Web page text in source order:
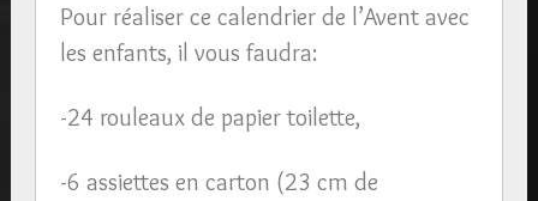
Pour réaliser ce calendrier de l’Avent avec
les enfants, il vous faudra:
-24 rouleaux de papier toilette,
-6 assiettes en carton (23 cm de